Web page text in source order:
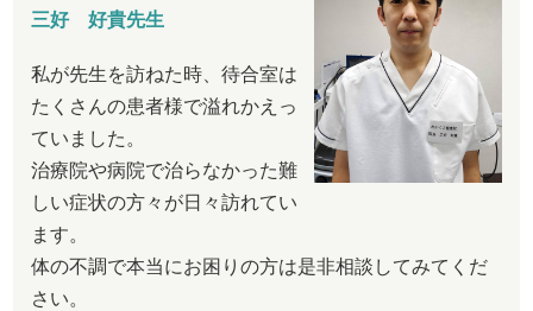
三好 好貴先生
私が先生を訪ねた時、待合室は
たくさんの患者様で溢れかえっ
ていました。
治療院や病院で治らなかった難
しい症状の方々が日々訪れてい
ます。
体の不調で本当にお困りの方は是非相談してみてくだ
さい。